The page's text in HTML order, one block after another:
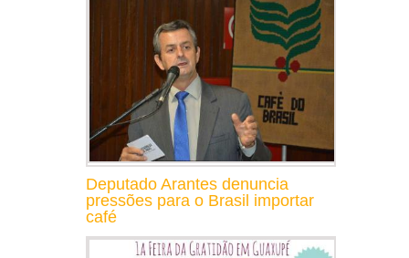
Deputado Arantes denuncia
pressões para o Brasil importar
café